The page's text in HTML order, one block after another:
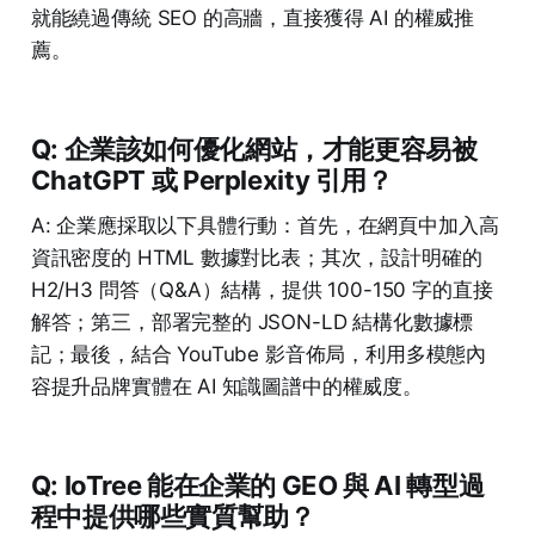
就能繞過傳統 SEO 的高牆，直接獲得 AI 的權威推
薦。
Q: 企業該如何優化網站，才能更容易被
ChatGPT 或 Perplexity 引用？
A: 企業應採取以下具體行動：首先，在網頁中加入高
資訊密度的 HTML 數據對比表；其次，設計明確的
H2/H3 問答（Q&A）結構，提供 100-150 字的直接
解答；第三，部署完整的 JSON-LD 結構化數據標
記；最後，結合 YouTube 影音佈局，利用多模態內
容提升品牌實體在 AI 知識圖譜中的權威度。
Q: IoTree 能在企業的 GEO 與 AI 轉型過
程中提供哪些實質幫助？